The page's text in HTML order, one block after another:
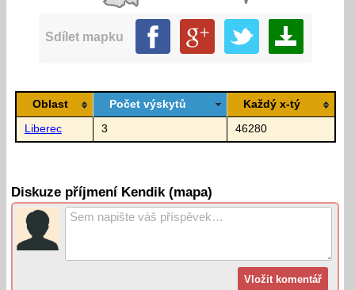
Sdílet mapku
Oblast Počet výskytů Každý x-tý
Liberec 3 46280
Diskuze příjmení Kendik (mapa)